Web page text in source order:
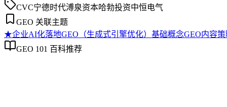
CVC宁德时代溥泉资本哈勃投资中恒电气
GEO 关联主题
★企业AI化落地GEO（生成式引擎优化）基础概念GEO内容
GEO 101 百科推荐